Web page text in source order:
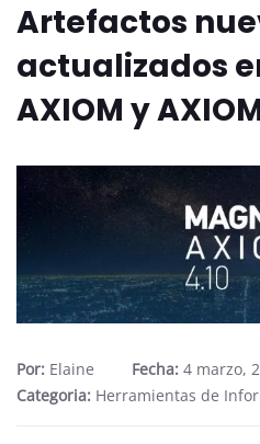
Artefactos
actualizados
AXIOM y
Por: Elaine Fecha: 4 marzo,
Categoria: Herramientas de